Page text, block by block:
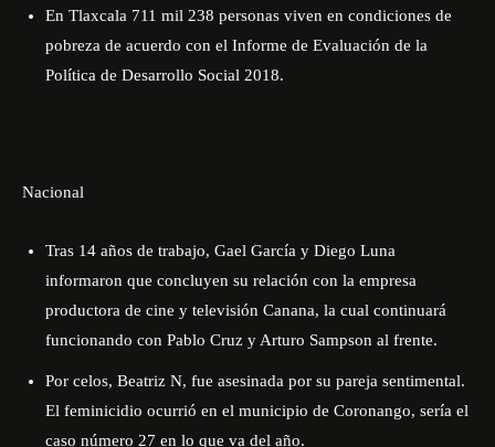
En Tlaxcala 711 mil 238 personas viven en condiciones de
pobreza de acuerdo con el Informe de Evaluación de la
Política de Desarrollo Social 2018.
Nacional
Tras 14 años de trabajo, Gael García y Diego Luna
informaron que concluyen su relación con la empresa
productora de cine y televisión Canana, la cual continuará
funcionando con Pablo Cruz y Arturo Sampson al frente.
Por celos, Beatriz N, fue asesinada por su pareja sentimental.
El feminicidio ocurrió en el municipio de Coronango, sería el
caso número 27 en lo que va del año.